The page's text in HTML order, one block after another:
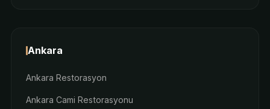
Ankara
Ankara Restorasyon
Ankara Cami Restorasyonu